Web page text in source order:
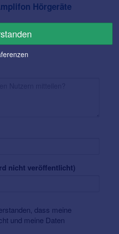
Hörgeräte
nicht veröffentlicht)
dass meine
und meine Daten